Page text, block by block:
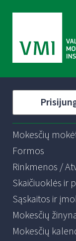
Mokesčių
Formos
Rinkmenos /
Skaičiuoklės ir
Sąskaitos ir
Mokesčių
Mokesčių